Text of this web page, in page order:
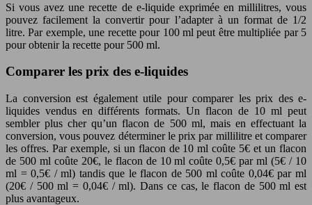
Si vous avez une recette de e-liquide exprimée en millilitres, vous
pouvez facilement la convertir pour l’adapter à un format de 1/2
litre. Par exemple, une recette pour 100 ml peut être multipliée par 5
pour obtenir la recette pour 500 ml.
Comparer les prix des e-liquides
La conversion est également utile pour comparer les prix des e-
liquides vendus en différents formats. Un flacon de 10 ml peut
sembler plus cher qu’un flacon de 500 ml, mais en effectuant la
conversion, vous pouvez déterminer le prix par millilitre et comparer
les offres. Par exemple, si un flacon de 10 ml coûte 5€ et un flacon
de 500 ml coûte 20€, le flacon de 10 ml coûte 0,5€ par ml (5€ / 10
ml = 0,5€ / ml) tandis que le flacon de 500 ml coûte 0,04€ par ml
(20€ / 500 ml = 0,04€ / ml). Dans ce cas, le flacon de 500 ml est
plus avantageux.